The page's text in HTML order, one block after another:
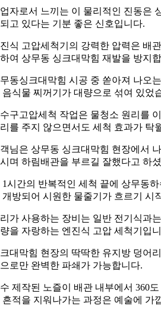
자로서 느끼는 이 물리적인 진동은
고 있다는 기분 좋은 신호입니다.
식 고압세척기의 강력한 압력은 배
여 상무동 싱크대막힘 재발을 방지
동싱크대막힘 시공 중 쏟아져 나오
음식물 찌꺼기가 대량으로 섞여 있었
구고압세척 작업은 물청소 원리를
를 주지 않으면서도 세척 효과가 탁
님은 상무동 싱크대막힘 현장에서
며 하림배관을 부르길 잘했다고 하
1시간의 반복적인 세척 끝에 상무동
개방되어 시원한 물줄기가 흐르기 시
가 사용하는 장비는 일반 전기식과
을 자랑하는 엔진식 고압 세척기입
대막힘 현장의 딱딱한 유지방 덩어
로만 완벽한 파쇄가 가능합니다.
제작된 노즐이 배관 내부에서 360
흔적을 지워나가는 과정은 예술에 가